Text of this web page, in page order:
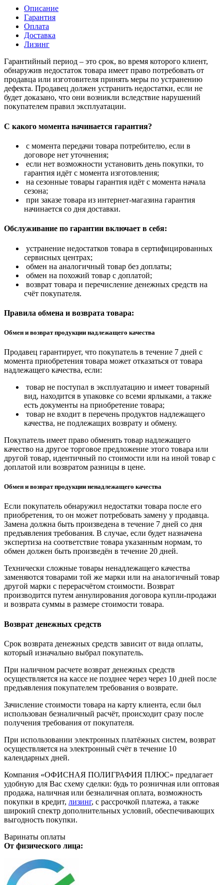
Описание
Гарантия
Оплата
Доставка
Лизинг
Гарантийный период – это срок, во время которого клиент,
обнаружив недостаток товара имеет право потребовать от
продавца или изготовителя принять меры по устранению
дефекта. Продавец должен устранить недостатки, если не
будет доказано, что они возникли вследствие нарушений
покупателем правил эксплуатации.
С какого момента начинается гарантия?
с момента передачи товара потребителю, если в
договоре нет уточнения;
если нет возможности установить день покупки, то
гарантия идёт с момента изготовления;
на сезонные товары гарантия идёт с момента начала
сезона;
при заказе товара из интернет-магазина гарантия
начинается со дня доставки.
Обслуживание по гарантии включает в себя:
устранение недостатков товара в сертифицированных
сервисных центрах;
обмен на аналогичный товар без доплаты;
обмен на похожий товар с доплатой;
возврат товара и перечисление денежных средств на
счёт покупателя.
Правила обмена и возврата товара:
Обмен и возврат продукции надлежащего качества
Продавец гарантирует, что покупатель в течение 7 дней с
момента приобретения товара может отказаться от товара
надлежащего качества, если:
товар не поступал в эксплуатацию и имеет товарный
вид, находится в упаковке со всеми ярлыками, а также
есть документы на приобретение товара;
товар не входит в перечень продуктов надлежащего
качества, не подлежащих возврату и обмену.
Покупатель имеет право обменять товар надлежащего
качество на другое торговое предложение этого товара или
другой товар, идентичный по стоимости или на иной товар с
доплатой или возвратом разницы в цене.
Обмен и возврат продукции ненадлежащего качества
Если покупатель обнаружил недостатки товара после его
приобретения, то он может потребовать замену у продавца.
Замена должна быть произведена в течение 7 дней со дня
предъявления требования. В случае, если будет назначена
экспертиза на соответствие товара указанным нормам, то
обмен должен быть произведён в течение 20 дней.
Технически сложные товары ненадлежащего качества
заменяются товарами той же марки или на аналогичный товар
другой марки с перерасчётом стоимости. Возврат
производится путем аннулирования договора купли-продажи
и возврата суммы в размере стоимости товара.
Возврат денежных средств
Срок возврата денежных средств зависит от вида оплаты,
который изначально выбрал покупатель.
При наличном расчете возврат денежных средств
осуществляется на кассе не позднее через через 10 дней после
предъявления покупателем требования о возврате.
Зачисление стоимости товара на карту клиента, если был
использован безналичный расчёт, происходит сразу после
получения требования от покупателя.
При использовании электронных платёжных систем, возврат
осуществляется на электронный счёт в течение 10
календарных дней.
Компания «ОФИСНАЯ ПОЛИГРАФИЯ ПЛЮС» предлагает
удобную для Вас схему сделки: будь то розничная или оптовая
продажа, наличная или безналичная оплата, возможность
покупки в кредит, лизинг, с рассрочкой платежа, а также
широкий спектр дополнительных условий, обеспечивающих
выгодность покупки.
Варинаты оплаты
От физического лица: